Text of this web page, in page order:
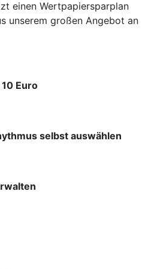
einen Wertpapiersparplan
unserem großen Angebot an
Euro
selbst auswählen